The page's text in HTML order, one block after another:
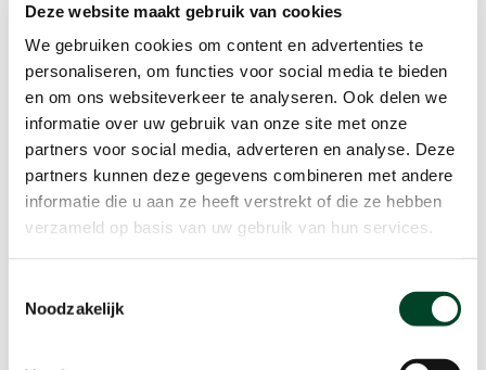
Deze website maakt gebruik van cookies
We gebruiken cookies om content en advertenties te
personaliseren, om functies voor social media te bieden
en om ons websiteverkeer te analyseren. Ook delen we
informatie over uw gebruik van onze site met onze
partners voor social media, adverteren en analyse. Deze
partners kunnen deze gegevens combineren met andere
informatie die u aan ze heeft verstrekt of die ze hebben
verzameld op basis van uw gebruik van hun services.
Noodzakelijk
Blijf op de hoogte van het laatste nieuws, verhalen,
publicaties en ontwikkelingen rondom Kansfonds
en onze missie.
Nieuwsberichten
Nieuws
Verhalen
Beeldbanken
Foto's bestaanszekerheid
Agenda